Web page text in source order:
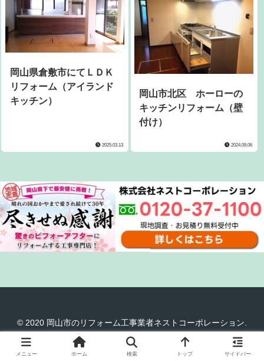
岡山県倉敷市にてＬＤＫ
リフォーム（アイランド
キッチン）
2025.03.13
岡山市北区 ホーローの
キッチンリフォーム（壁
付け）
2024.09.06
© 2020 岡山市のリフォーム工事業者ネストコーポレーション.
メニュー ホーム 検索 トップ サイドバー